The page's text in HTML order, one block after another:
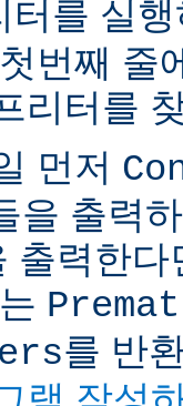
터를 실
번째 줄
리터를
먼저
을 출력
출력한
를 반